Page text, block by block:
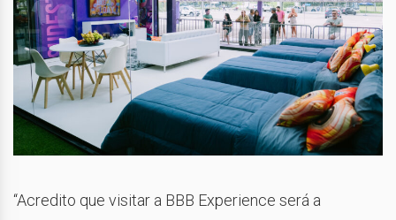
“Acredito que visitar a BBB Experience será a